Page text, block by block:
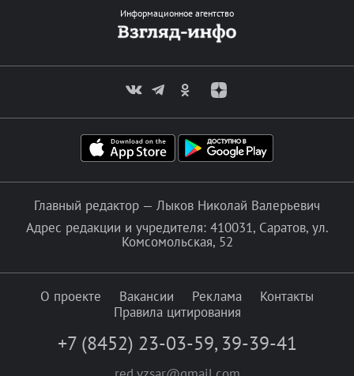
Информационное агентство
Главный редактор — Лыков Николай Валерьевич
Адрес редакции и учредителя: 410031, Саратов, ул.
Комсомольская, 52
О проекте Вакансии Реклама
Контакты
Правила цитирования
+7 (8452) 23-03-59, 39-39-41